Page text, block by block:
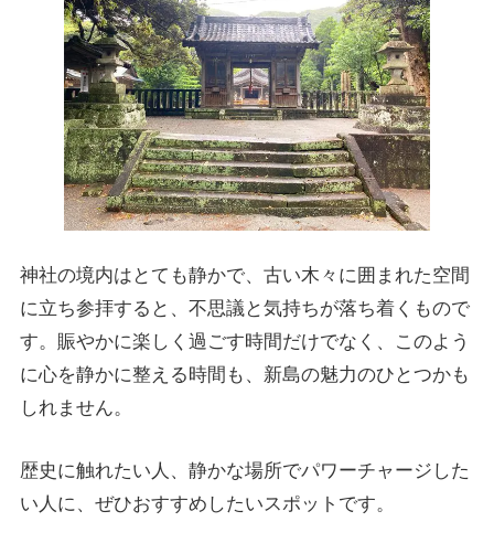
神社の境内はとても静かで、古い木々に囲まれた空間
に立ち参拝すると、不思議と気持ちが落ち着くもので
す。賑やかに楽しく過ごす時間だけでなく、このよう
に心を静かに整える時間も、新島の魅力のひとつかも
しれません。
歴史に触れたい人、静かな場所でパワーチャージした
い人に、ぜひおすすめしたいスポットです。